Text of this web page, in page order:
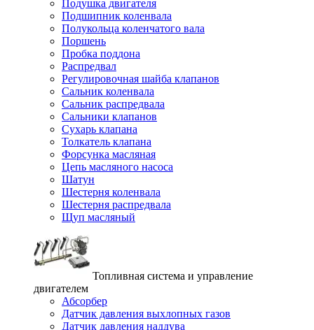
Подушка двигателя
Подшипник коленвала
Полукольца коленчатого вала
Поршень
Пробка поддона
Распредвал
Регулировочная шайба клапанов
Сальник коленвала
Сальник распредвала
Сальники клапанов
Сухарь клапана
Толкатель клапана
Форсунка масляная
Цепь масляного насоса
Шатун
Шестерня коленвала
Шестерня распредвала
Щуп масляный
Топливная система и управление
двигателем
Абсорбер
Датчик давления выхлопных газов
Датчик давления наддува